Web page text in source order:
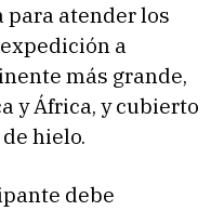
para atender los
a
más grande,
y África, y cubierto
hielo.
debe